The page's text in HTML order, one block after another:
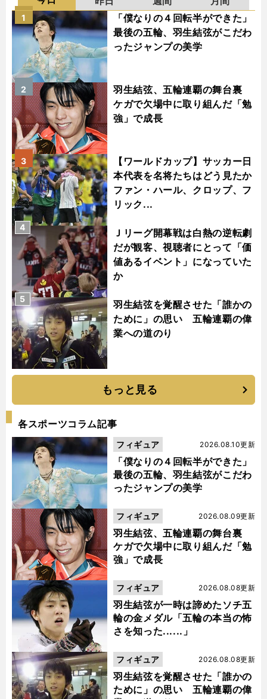
「僕なりの４回転半ができた」
最後の五輪、羽生結弦がこだわ
ったジャンプの美学
1
羽生結弦、五輪連覇の舞台裏
ケガで欠場中に取り組んだ「勉
強」で成長
2
【ワールドカップ】サッカー日
本代表を名将たちはどう見たか
ファン・ハール、クロップ、フ
リック...
3
Ｊリーグ開幕戦は白熱の逆転劇
だが観客、視聴者にとって「価
値あるイベント」になっていた
か
4
羽生結弦を覚醒させた「誰かの
ために」の思い 五輪連覇の偉
業への道のり
5
もっと見る
各スポーツコラム記事
「僕なりの４回転半ができた」
最後の五輪、羽生結弦がこだわ
ったジャンプの美学
2026.08.10更新
フィギュア
羽生結弦、五輪連覇の舞台裏
ケガで欠場中に取り組んだ「勉
強」で成長
2026.08.09更新
フィギュア
羽生結弦が一時は諦めたソチ五
輪の金メダル「五輪の本当の怖
さを知った......」
2026.08.08更新
フィギュア
羽生結弦を覚醒させた「誰かの
ために」の思い 五輪連覇の偉
2026.08.08更新
フィギュア